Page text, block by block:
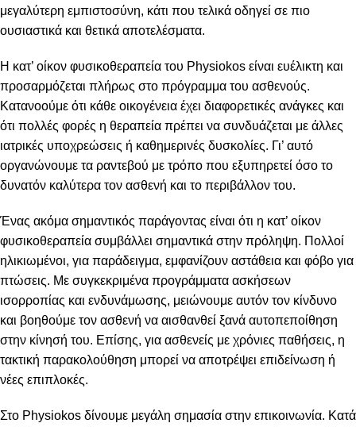
μεγαλύτερη εμπιστοσύνη, κάτι που τελικά οδηγεί σε πιο
ουσιαστικά και θετικά αποτελέσματα.
Η κατ’ οίκον φυσικοθεραπεία του Physiokos είναι ευέλικτη και
προσαρμόζεται πλήρως στο πρόγραμμα του ασθενούς.
Κατανοούμε ότι κάθε οικογένεια έχει διαφορετικές ανάγκες και
ότι πολλές φορές η θεραπεία πρέπει να συνδυάζεται με άλλες
ιατρικές υποχρεώσεις ή καθημερινές δυσκολίες. Γι’ αυτό
οργανώνουμε τα ραντεβού με τρόπο που εξυπηρετεί όσο το
δυνατόν καλύτερα τον ασθενή και το περιβάλλον του.
Ένας ακόμα σημαντικός παράγοντας είναι ότι η κατ’ οίκον
φυσικοθεραπεία συμβάλλει σημαντικά στην πρόληψη. Πολλοί
ηλικιωμένοι, για παράδειγμα, εμφανίζουν αστάθεια και φόβο για
πτώσεις. Με συγκεκριμένα προγράμματα ασκήσεων
ισορροπίας και ενδυνάμωσης, μειώνουμε αυτόν τον κίνδυνο
και βοηθούμε τον ασθενή να αισθανθεί ξανά αυτοπεποίθηση
στην κίνησή του. Επίσης, για ασθενείς με χρόνιες παθήσεις, η
τακτική παρακολούθηση μπορεί να αποτρέψει επιδείνωση ή
νέες επιπλοκές.
Στο Physiokos δίνουμε μεγάλη σημασία στην επικοινωνία. Κατά